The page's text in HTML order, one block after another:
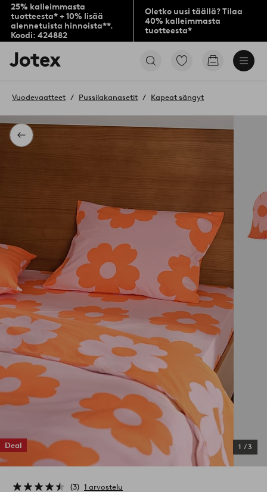
25% kalleimmasta
tuotteesta* + 10% lisää
alennetuista hinnoista**.
Koodi: 424882
Oletko uusi täällä? Tilaa
40% kalleimmasta
tuotteesta*
Jotex-
logo
aloitussivulle
Siirry
Siirry
Takaisin
Vuodevaatteet Pussilakanasetit Kapeat sängyt
Deal 1 /3
3 1 arvostelu